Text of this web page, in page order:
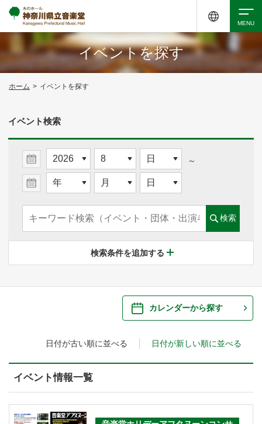
イベントを探す
・ イベント一覧
・ イベントカレンダー
・ 館内サービス・アクセシビリティ
・ よくある質問
・ 施設を借りる
・ 空き状況
音楽堂について
・ 音楽堂のご案内
・ フロアマップ
神奈川県立音楽堂
SNS
検索
イベントを探す
ホーム > イベントを探す
イベント検索
～
検索
検索条件を追加する
カレンダーから探す
日付が古い順に並べる 日付が新しい順に並べる
イベント情報一覧